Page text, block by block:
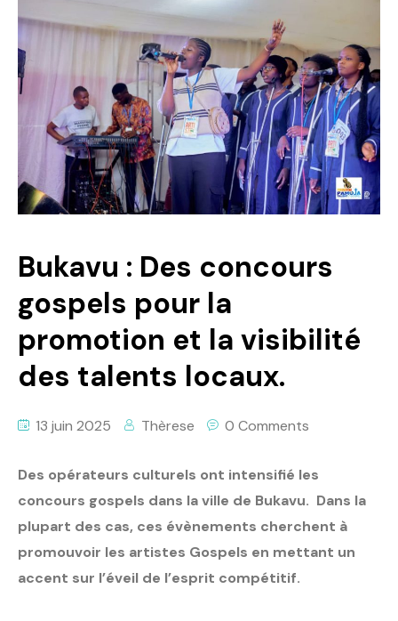
Success Story
Santé
Politique
Technologies
Entreprenariat
Emissions
Opportunités
Bukavu : Des concours
gospels pour la
promotion et la visibilité
des talents locaux.
13 juin 2025 Thèrese 0 Comments
Des opérateurs culturels ont intensifié les
concours gospels dans la ville de Bukavu. Dans la
plupart des cas, ces évènements cherchent à
promouvoir les artistes Gospels en mettant un
accent sur l’éveil de l’esprit compétitif.